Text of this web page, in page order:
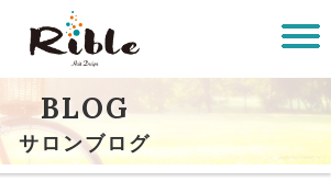
BLOG
サロンブログ